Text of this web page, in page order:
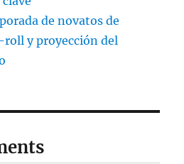
de novatos de
y proyección del